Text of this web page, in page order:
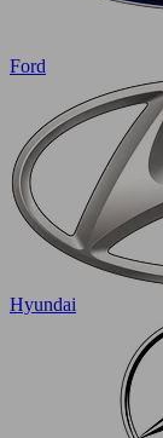
Ford
Hyundai